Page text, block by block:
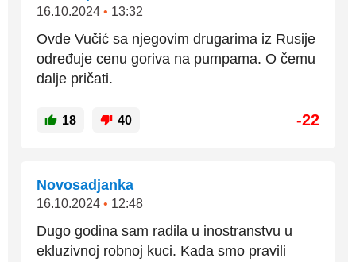
16.10.2024 • 13:32
Ovde Vučić sa njegovim drugarima iz Rusije
određuje cenu goriva na pumpama. O čemu
dalje pričati.
18 40 -22
Novosadjanka
16.10.2024 • 12:48
Dugo godina sam radila u inostranstvu u
ekluzivnoj robnoj kuci. Kada smo pravili